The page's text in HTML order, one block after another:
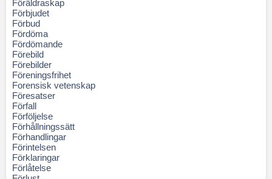
Föräldraskap
Förbjudet
Förbud
Fördöma
Fördömande
Förebild
Förebilder
Föreningsfrihet
Forensisk vetenskap
Föresatser
Förfall
Förföljelse
Förhållningssätt
Förhandlingar
Förintelsen
Förklaringar
Förlåtelse